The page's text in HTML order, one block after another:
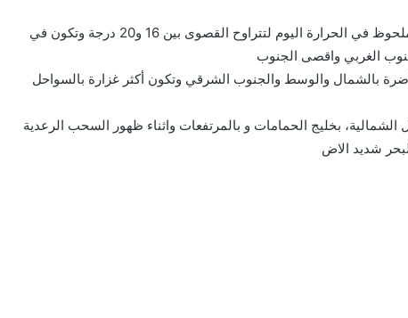
طقس بملامح خريفية خالصة اليوم.. انخفاض ملحوظ في الحرارة اليوم لتتراوح القصوى بين 16 و20 درجة وتكون في
بالشمال والوسط والجنوب الشرقي وتكون أكثر غزارة بالسواحل
بخليج الحمامات و بالمرتفعات واثناء ظهور السحب الرعدية